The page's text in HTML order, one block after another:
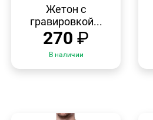
Жетон с
гравировкой...
270 ₽
В наличии